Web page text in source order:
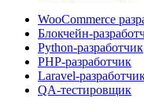
WooCommerce
Блокчейн-
Python-разработчик
PHP-разработчик
Laravel-
QA-тестировщик